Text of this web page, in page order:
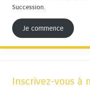
Succession.
Je commence
Inscrivez-vous à